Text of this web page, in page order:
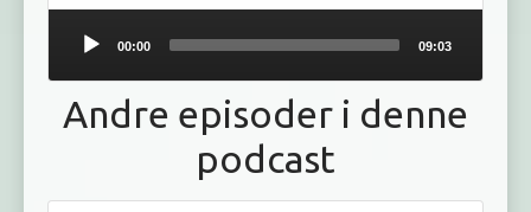
Audio
00:00 09:03
Andre episoder i denne
podcast